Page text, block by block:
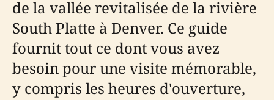
de la vallée revitalisée de la rivière
South Platte à Denver. Ce guide
fournit tout ce dont vous avez
besoin pour une visite mémorable,
y compris les heures d'ouverture,